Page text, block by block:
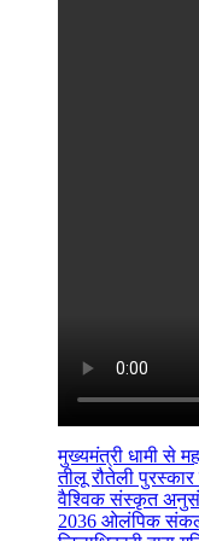
मुख्यमंत्री धामी से
तीलू रौतेली
वैश्विक संस्कृत
2036 ओलंपिक संकल्प